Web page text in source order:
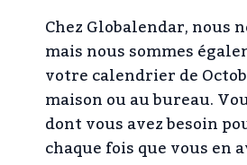
Chez Globalendar, nous
mais nous sommes
votre calendrier de
maison ou au bureau.
dont vous avez besoin
chaque fois que vous en